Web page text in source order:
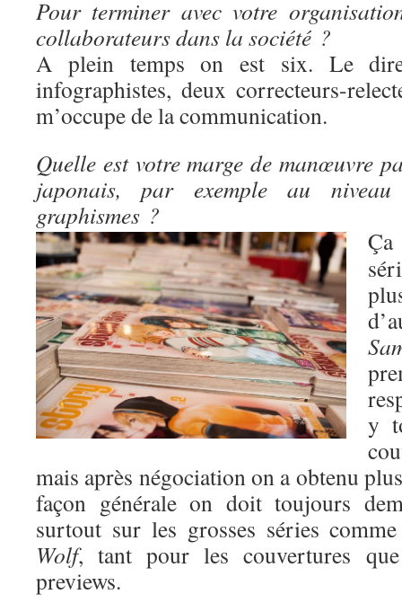
Pour terminer avec votre
collaborateurs dans la société ?
A plein temps on est six. Le
infographistes, deux correcteurs-
m’occupe de la communication.
Quelle est votre marge de manœuvre
japonais, par exemple au
graphismes ?
y
mais après négociation on a obtenu
façon générale on doit toujours
surtout sur les grosses séries
Wolf, tant pour les couvertures
previews.